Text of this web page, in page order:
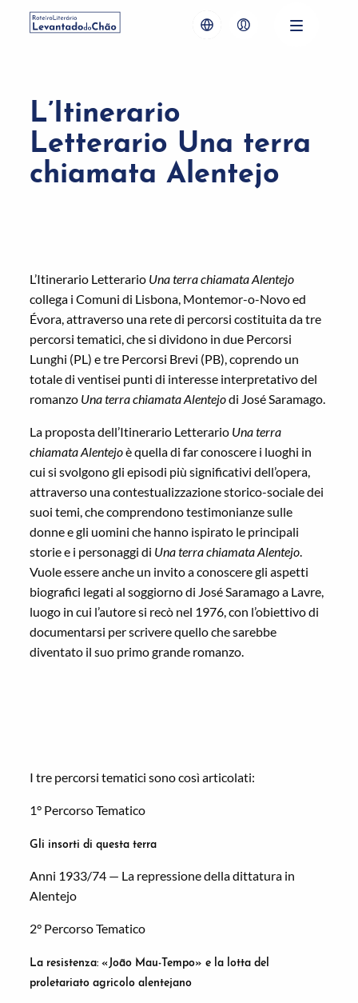
L’Itinerario
Letterario Una terra
chiamata Alentejo
L’Itinerario Letterario Una terra chiamata Alentejo
collega i Comuni di Lisbona, Montemor-o-Novo ed
Évora, attraverso una rete di percorsi costituita da tre
percorsi tematici, che si dividono in due Percorsi
Lunghi (PL) e tre Percorsi Brevi (PB), coprendo un
totale di ventisei punti di interesse interpretativo del
romanzo Una terra chiamata Alentejodi José Saramago.
La proposta dell’Itinerario Letterario Una terra
chiamata Alentejoè quella di far conoscere i luoghi in
cui si svolgono gli episodi più significativi dell’opera,
attraverso una contestualizzazione storico-sociale dei
suoi temi, che comprendono testimonianze sulle
donne e gli uomini che hanno ispirato le principali
storie e i personaggi di Una terra chiamata Alentejo.
Vuole essere anche un invito a conoscere gli aspetti
biografici legati al soggiorno di José Saramago a Lavre,
luogo in cui l’autore si recò nel 1976, con l’obiettivo di
documentarsi per scrivere quello che sarebbe
diventato il suo primo grande romanzo.
I tre percorsi tematici sono così articolati:
1° Percorso Tematico
Gli insorti di questa terra
Anni 1933/74 — La repressione della dittatura in
Alentejo
2° Percorso Tematico
La resistenza:«João Mau-Tempo» e la lotta del
proletariato agricolo alentejano